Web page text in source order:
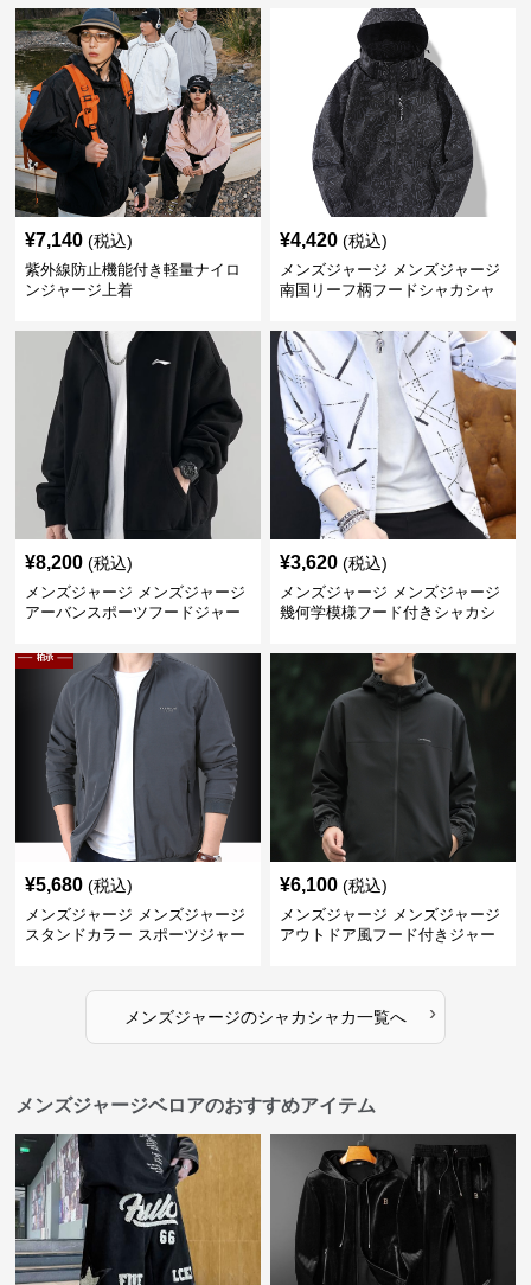
¥7,140 (税込)
紫外線防止機能付き軽量ナイロ
ンジャージ上着
¥4,420 (税込)
メンズジャージ メンズジャージ
南国リーフ柄フードシャカシャ
¥8,200 (税込)
メンズジャージ メンズジャージ
アーバンスポーツフードジャー
¥3,620 (税込)
メンズジャージ メンズジャージ
幾何学模様フード付きシャカシ
¥5,680 (税込)
メンズジャージ メンズジャージ
スタンドカラー スポーツジャー
¥6,100 (税込)
メンズジャージ メンズジャージ
アウトドア風フード付きジャー
メンズジャージのシャカシャカ一覧へ ›
メンズジャージベロアのおすすめアイテム